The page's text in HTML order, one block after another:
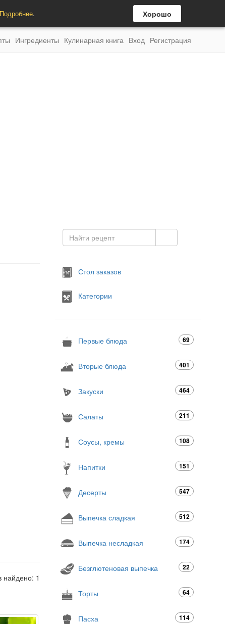
Подробнее. Хорошо
Ингредиенты Кулинарная книга Вход Регистрация
найдено: 1
Стол заказов
Категории
Первые блюда 69
Вторые блюда 401
Закуски 464
Салаты 211
Соусы, кремы 108
Напитки 151
Десерты 547
Выпечка сладкая 512
Выпечка несладкая 174
Безглютеновая выпечка 22
Торты 64
Пасха 114